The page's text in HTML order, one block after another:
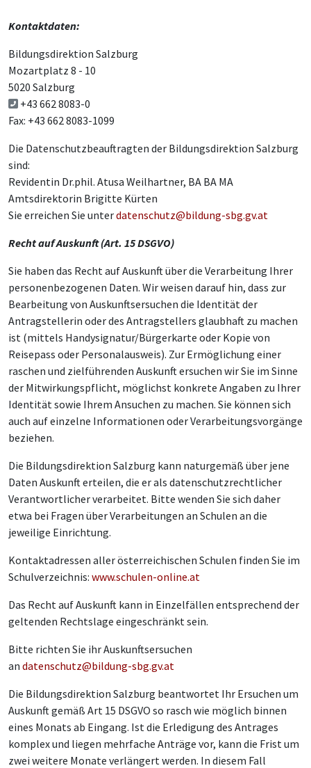
Kontaktdaten:
Bildungsdirektion Salzburg
Mozartplatz 8 - 10
5020 Salzburg
+43 662 8083-0
Fax: +43 662 8083-1099
Die Datenschutzbeauftragten der Bildungsdirektion Salzburg
sind:
Revidentin Dr.phil. Atusa Weilhartner, BA BA MA
Amtsdirektorin Brigitte Kürten
Sie erreichen Sie unterdatenschutz@bildung-sbg.gv.at
Recht auf Auskunft (Art. 15 DSGVO)
Sie haben das Recht auf Auskunft über die Verarbeitung Ihrer
personenbezogenen Daten. Wir weisen darauf hin, dass zur
Bearbeitung von Auskunftsersuchen die Identität der
Antragstellerin oder des Antragstellers glaubhaft zu machen
ist (mittels Handysignatur/Bürgerkarte oder Kopie von
Reisepass oder Personalausweis). Zur Ermöglichung einer
raschen und zielführenden Auskunft ersuchen wir Sie im Sinne
der Mitwirkungspflicht, möglichst konkrete Angaben zu Ihrer
Identität sowie Ihrem Ansuchen zu machen. Sie können sich
auch auf einzelne Informationen oder Verarbeitungsvorgänge
beziehen.
Die Bildungsdirektion Salzburg kann naturgemäß über jene
Daten Auskunft erteilen, die er als datenschutzrechtlicher
Verantwortlicher verarbeitet. Bitte wenden Sie sich daher
etwa bei Fragen über Verarbeitungen an Schulen an die
jeweilige Einrichtung.
Kontaktadressen aller österreichischen Schulen finden Sie im
Schulverzeichnis: www.schulen-online.at
Das Recht auf Auskunft kann in Einzelfällen entsprechend der
geltenden Rechtslage eingeschränkt sein.
Bitte richten Sie ihr Auskunftsersuchen
an datenschutz@bildung-sbg.gv.at
Die Bildungsdirektion Salzburg beantwortet Ihr Ersuchen um
Auskunft gemäß Art 15 DSGVO so rasch wie möglich binnen
eines Monats ab Eingang. Ist die Erledigung des Antrages
komplex und liegen mehrfache Anträge vor, kann die Frist um
zwei weitere Monate verlängert werden. In diesem Fall